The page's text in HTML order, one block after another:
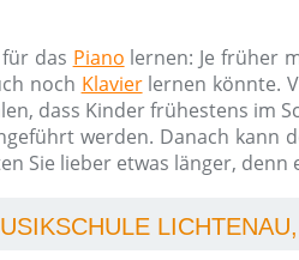
das Piano lernen: Je früher
noch Klavierlernen könnte.
dass Kinder frühestens im
werden. Danach kann
Sie lieber etwas länger,